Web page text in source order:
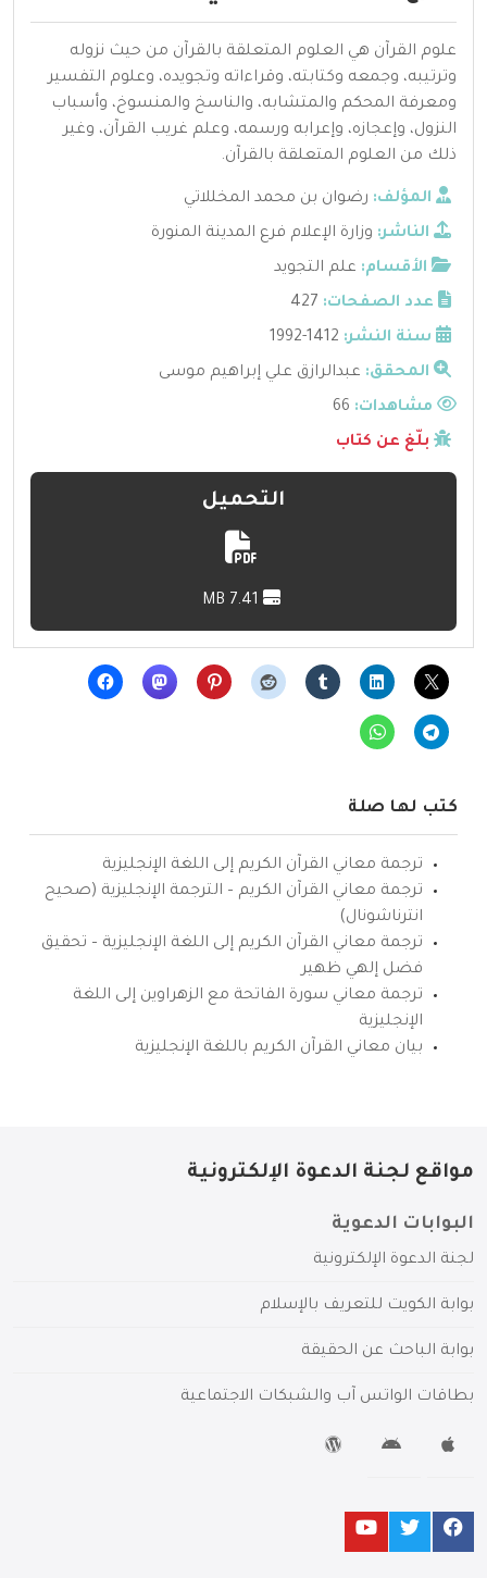
علوم القرآن هي العلوم المتعلقة بالقرآن من حيث نزوله
وترتيبه، وجمعه وكتابته، وقراءاته وتجويده، وعلوم التفسير
ومعرفة المحكم والمتشابه، والناسخ والمنسوخ، وأسباب
النزول، وإعجازه، وإعرابه ورسمه، وعلم غريب القرآن، وغير
ذلك من العلوم المتعلقة بالقرآن.
المؤلف: رضوان بن محمد المخللاتي
الناشر: وزارة الإعلام فرع المدينة المنورة
الأقسام: علم التجويد
عدد الصفحات: 427
سنة النشر: 1412-1992
المحقق: عبدالرازق علي إبراهيم موسى
مشاهدات:
بلّغ عن كتاب
التحميل
كتب لها صلة
ترجمة معاني القرآن الكريم إلى اللغة الإنجليزية
ترجمة معاني القرآن الكريم – الترجمة الإنجليزية (صحيح
انترناشونال)
ترجمة معاني القرآن الكريم إلى اللغة الإنجليزية – تحقيق
فضل إلهي ظهير
ترجمة معاني سورة الفاتحة مع الزهراوين إلى اللغة
الإنجليزية
بيان معاني القرآن الكريم باللغة الإنجليزية
مواقع لجنة الدعوة الإلكترونية
البوابات الدعوية
لجنة الدعوة الإلكترونية
بوابة الكويت للتعريف بالإسلام
بوابة الباحث عن الحقيقة
بطاقات الواتس آب والشبكات الاجتماعية